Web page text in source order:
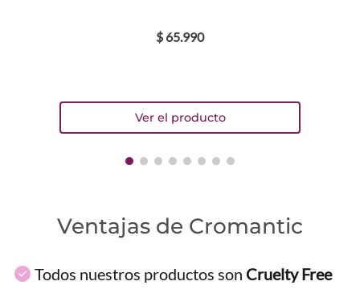
$ 65.990
Ventajas de Cromantic
Todos nuestros productos son Cruelty Free